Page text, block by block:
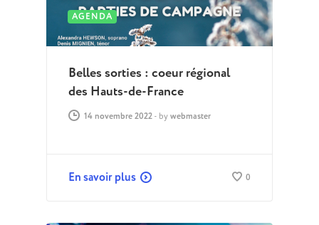
AGENDA
Belles sorties : coeur régional
des Hauts-de-France
14 novembre 2022- by webmaster
En savoir plus 0